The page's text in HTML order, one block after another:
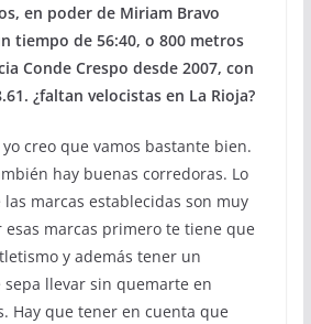
en poder de Miriam Bravo
tiempo de 56:40, o 800 metros
Conde Crespo desde 2007, con
¿faltan velocistas en La Rioja?
creo que vamos bastante bien.
hay buenas corredoras. Lo
marcas establecidas son muy
esas marcas primero te tiene que
y además tener un
llevar sin quemarte en
Hay que tener en cuenta que